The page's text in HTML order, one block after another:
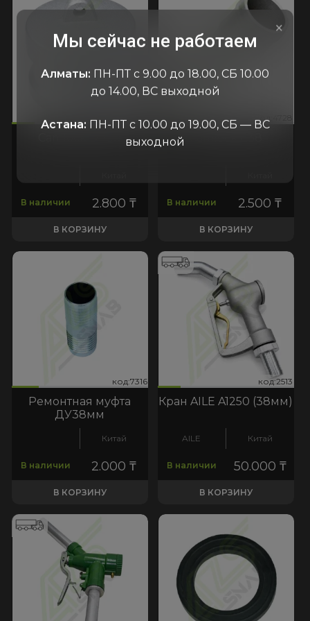
код:6086 код:6086
В наличии 2.800 ₸
В КОРЗИНУ
код:4728 код:4728
В наличии 2.500₸
В КОРЗИНУ
код:7316 код:7316
Ремонтная муфта
ДУ38мм
Китай
В наличии 2.000₸
В КОРЗИНУ
код:2513 код:2513
Кран AILE A1250 (38мм)
AILE Китай
В наличии 50.000 ₸
В КОРЗИНУ
×
Мы сейчас не работаем
Алматы: ПН-ПТ с 9.00 до 18.00, СБ 10.00
до 14.00, ВС выходной
Астана: ПН-ПТ с 10.00 до 19.00, СБ — ВС
выходной